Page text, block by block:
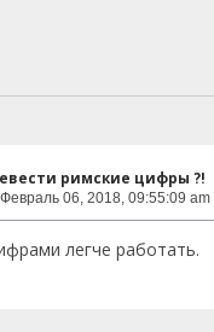
римские цифры ?!
Февраль 06, 2018, 09:55:09 am
легче работать.